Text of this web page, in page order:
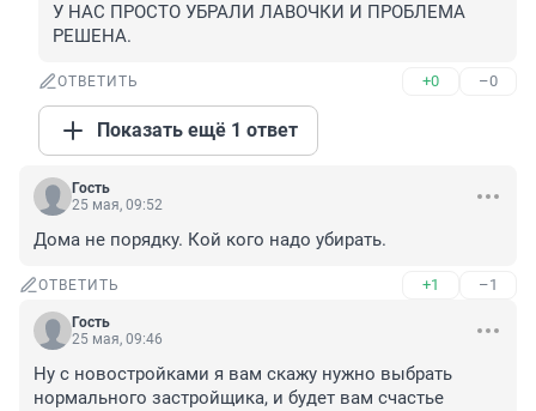
У НАС ПРОСТО УБРАЛИ ЛАВОЧКИ И ПРОБЛЕМА
РЕШЕНА.
ОТВЕТИТЬ +0 –0
Показать ещё 1 ответ
Гость
25 мая, 09:52
Дома не порядку. Кой кого надо убирать.
ОТВЕТИТЬ +1 –1
Гость
25 мая, 09:46
Ну с новостройками я вам скажу нужно выбрать
нормального застройщика, и будет вам счастье